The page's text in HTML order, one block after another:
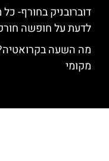
דוברובניק בחורף-
לדעת על חופשה
מה השעה
מקומי